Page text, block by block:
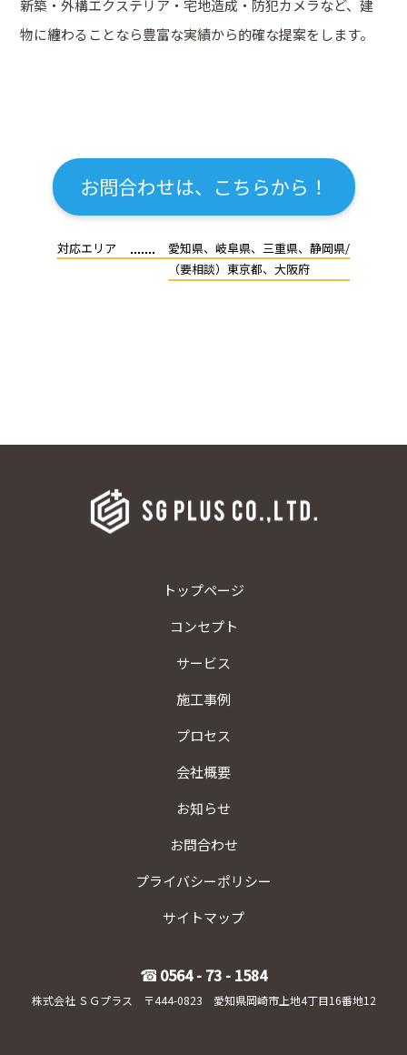
新築・外構エクステリア・宅地造成・防犯カメラなど、建
物に纏わることなら豊富な実績から的確な提案をします。
お問合わせは、こちらから！
対応エリア
愛知県、岐阜県、三重県、静岡県/
（要相談）東京都、大阪府
トップページ
コンセプト
サービス
施工事例
プロセス
会社概要
お知らせ
お問合わせ
プライバシーポリシー
サイトマップ
0564 - 73 - 1584
株式会社 ＳＧプラス 〒444-0823 愛知県岡崎市上地4丁目16番地12